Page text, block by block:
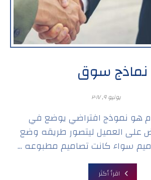
نماذج سوق
يونيو ٩, ٢٠١٧
هو نموذج افتراضي يوضع في
على العميل ليتصور طريقه وضع
سواء كانت تصاميم مطبوعه ...
اقرأ أكثر